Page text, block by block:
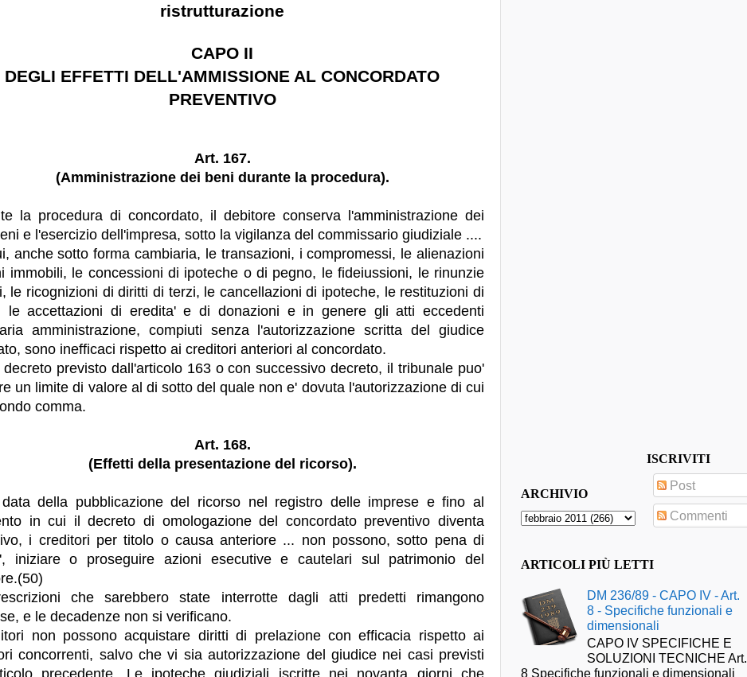
ristrutturazione
CAPO II
DEGLI EFFETTI DELL'AMMISSIONE AL CONCORDATO
PREVENTIVO
Art. 167.
(Amministrazione dei beni durante la procedura).
la procedura di concordato, il debitore conserva l'amministrazione dei
e l'esercizio dell'impresa, sotto la vigilanza del commissario giudiziale ....
anche sotto forma cambiaria, le transazioni, i compromessi, le alienazioni
immobili, le concessioni di ipoteche o di pegno, le fideiussioni, le rinunzie
le ricognizioni di diritti di terzi, le cancellazioni di ipoteche, le restituzioni di
le accettazioni di eredita' e di donazioni e in genere gli atti eccedenti
amministrazione, compiuti senza l'autorizzazione scritta del giudice
sono inefficaci rispetto ai creditori anteriori al concordato.
decreto previsto dall'articolo 163 o con successivo decreto, il tribunale puo'
un limite di valore al di sotto del quale non e' dovuta l'autorizzazione di cui
comma.
Art. 168.
(Effetti della presentazione del ricorso).
della pubblicazione del ricorso nel registro delle imprese e fino al
in cui il decreto di omologazione del concordato preventivo diventa
i creditori per titolo o causa anteriore ... non possono, sotto pena di
iniziare o proseguire azioni esecutive e cautelari sul patrimonio del
che sarebbero state interrotte dagli atti predetti rimangono
e le decadenze non si verificano.
non possono acquistare diritti di prelazione con efficacia rispetto ai
concorrenti, salvo che vi sia autorizzazione del giudice nei casi previsti
precedente. Le ipoteche giudiziali iscritte nei novanta giorni che
ARCHIVIO
ISCRIVITI
Post
Commenti
ARTICOLI PIÙ LETTI
DM 236/89 - CAPO IV - Art.
8 - Specifiche funzionali e
dimensionali
CAPO IV SPECIFICHE E
SOLUZIONI TECNICHE Art.
8 Specifiche funzionali e dimensionali